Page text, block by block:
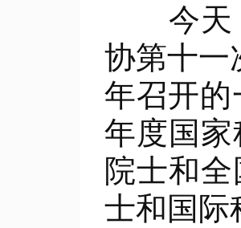
今天，
协第十一
年召开
年度国
院士和
士和国际